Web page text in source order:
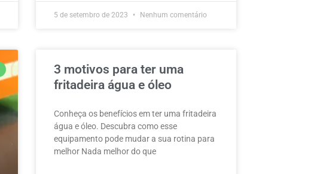
5 de setembro de 2023 Nenhum comentário
3 motivos para ter uma
fritadeira água e óleo
Conheça os benefícios em ter uma fritadeira
água e óleo. Descubra como esse
equipamento pode mudar a sua rotina para
melhor Nada melhor do que